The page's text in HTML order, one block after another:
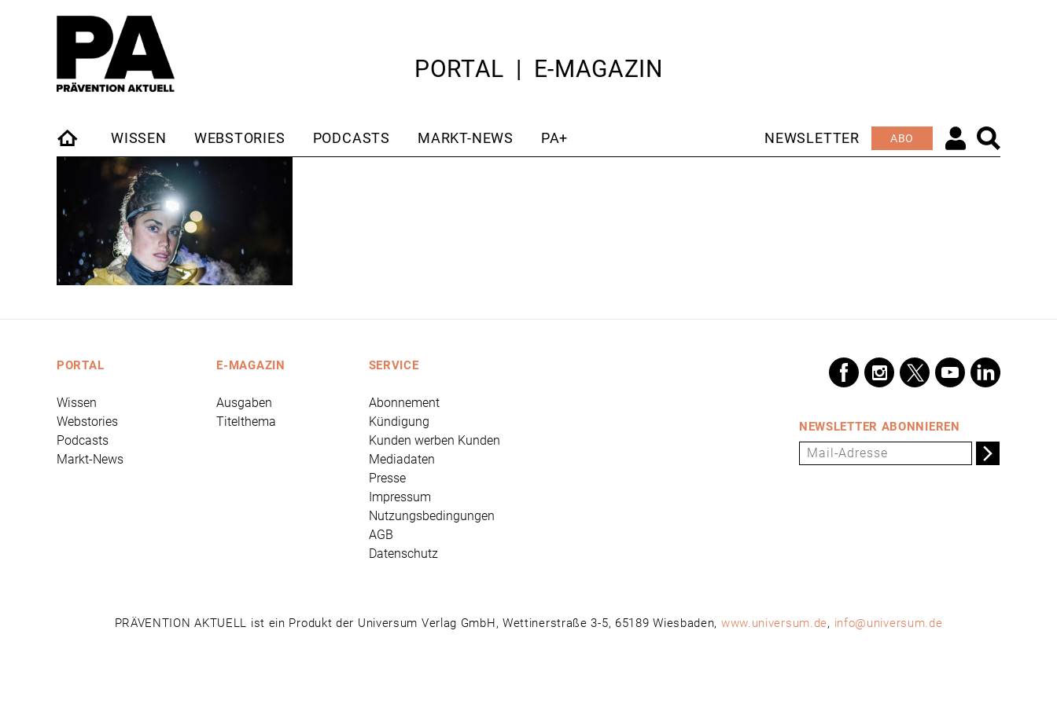
PORTAL E-MAGAZIN
STARTSEITE
WISSEN WEBSTORIES PODCASTS MARKT-NEWS PA+ NEWSLETTER ABO
PORTAL
Wissen
Webstories
Podcasts
Markt-News
E-MAGAZIN
Ausgaben
Titelthema
SERVICE
Abonnement
Kündigung
Kunden werben Kunden
Mediadaten
Presse
Impressum
Nutzungsbedingungen
AGB
Datenschutz
NEWSLETTER ABONNIEREN
PRÄVENTION AKTUELL ist ein Produkt der Universum Verlag GmbH, Wettinerstraße 3-5, 65189 Wiesbaden, www.universum.de, info@universum.de